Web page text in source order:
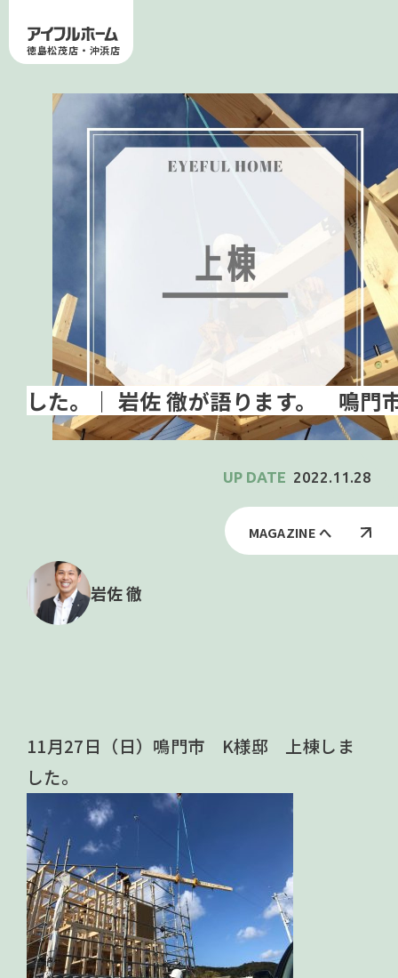
徳島松茂店・沖浜店
鳴門
2022.11.28
MAGAZINE へ
岩佐 徹
11月27日（日）鳴門市 K様邸 上棟しま
した。